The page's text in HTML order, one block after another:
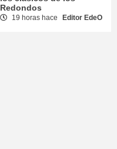
Redondos
19 horas hace Editor EdeO